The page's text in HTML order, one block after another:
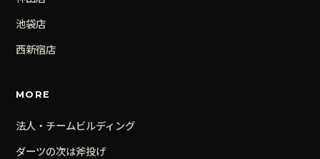
池袋店
西新宿店
MORE
法人・チームビルディング
ダーツの次は斧投げ